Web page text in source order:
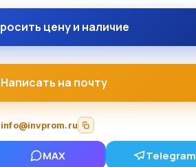
цену и наличие
Написать на почту
info@invprom.ru
MAX Telegram